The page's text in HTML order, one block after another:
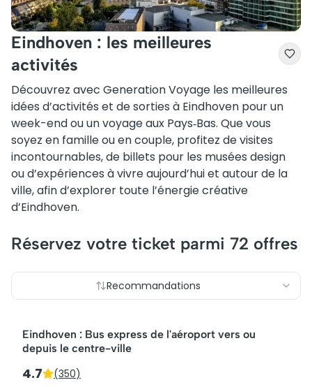
Eindhoven : les meilleures
activités
Découvrez avec Generation Voyage les meilleures
idées d’activités et de sorties à Eindhoven pour un
week-end ou un voyage aux Pays‑Bas. Que vous
soyez en famille ou en couple, profitez de visites
incontournables, de billets pour les musées design
ou d’expériences à vivre aujourd’hui et autour de la
ville, afin d’explorer toute l’énergie créative
d’Eindhoven.
Réservez votre ticket parmi 72 offres
Recommandations
Le plus populaire
Eindhoven : Bus express de l'aéroport vers ou
depuis le centre-ville
4.7 (350)